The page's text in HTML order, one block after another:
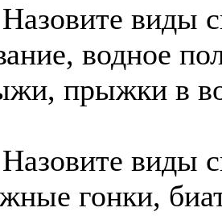
виды
водное
прыжки в
виды
гонки,